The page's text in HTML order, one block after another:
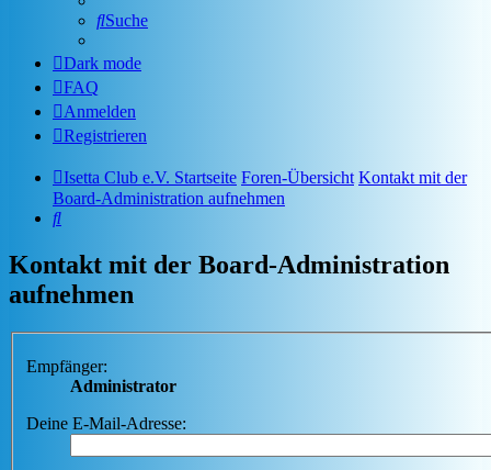
Suche
Dark mode
FAQ
Anmelden
Registrieren
Isetta Club e.V. Startseite Foren-Übersicht Kontakt mit der
Board-Administration aufnehmen
Suche
Kontakt mit der Board-Administration
aufnehmen
Empfänger:
Administrator
Deine E-Mail-Adresse: